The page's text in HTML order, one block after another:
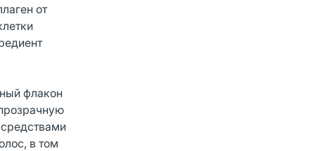
от
флакон
в том